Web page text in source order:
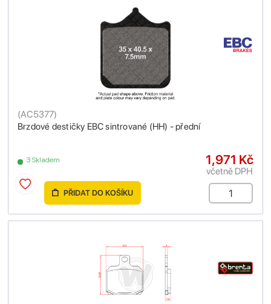
Brzdové destičky EBC sintrované (HH) - přední
(AC5377)
3 Skladem 1,971 Kč
včetně DPH
PŘIDAT DO KOŠÍKU